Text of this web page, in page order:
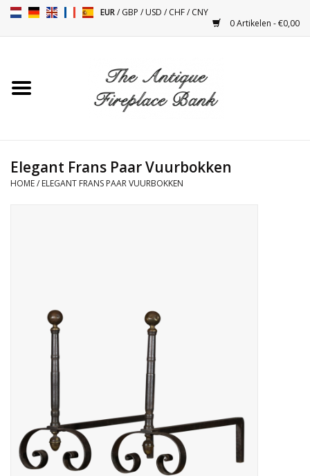
EUR/GBP /USD /CHF/CNY
0 Artikelen - €0,00
Toebehoren
Decoratieve Outdoor
Objecten
Vloeren - Steen, Terra Cotta
& Marmer
Outlet
Elegant Frans Paar Vuurbokken
HOME/ ELEGANT FRANS PAAR VUURBOKKEN